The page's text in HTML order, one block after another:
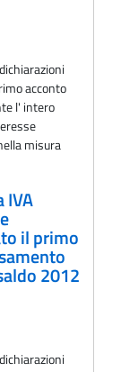
acconto
l' intero
misura
IVA
il primo
2012